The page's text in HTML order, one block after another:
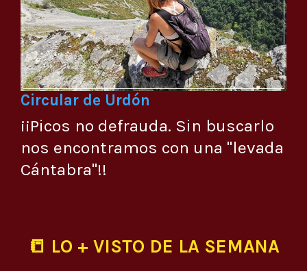
Circular de Urdón
¡¡Picos no defrauda. Sin buscarlo
nos encontramos con una "levada
Cántabra"!!
📒 LO + VISTO DE LA SEMANA